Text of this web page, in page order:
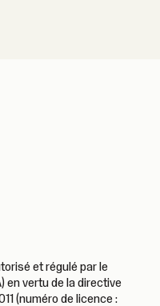
et régulé par le
en vertu de la directive
(numéro de licence :